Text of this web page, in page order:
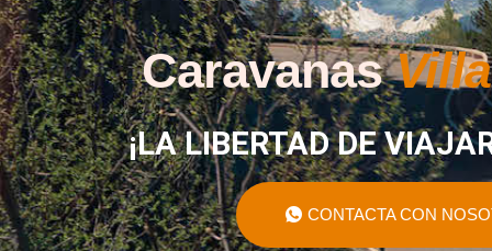
Caravanas
¡LA LIBERTAD DE
CONTACTA CON